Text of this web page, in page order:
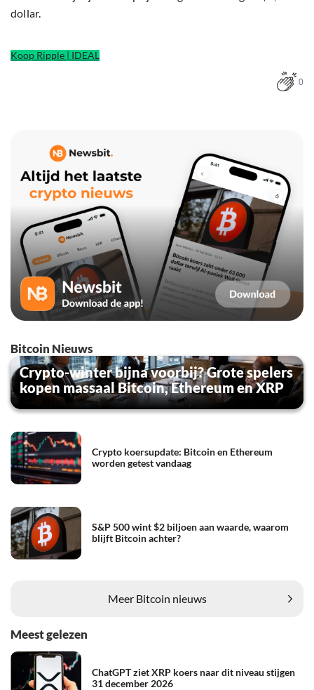
dollar.
Koop Ripple | IDEAL
0
Bitcoin Nieuws
Crypto-winter bijna voorbij? Grote spelers
kopen massaal Bitcoin, Ethereum en XRP
Crypto koersupdate: Bitcoin en Ethereum
worden getest vandaag
S&P 500 wint $2 biljoen aan waarde, waarom
blijft Bitcoin achter?
Meer Bitcoin nieuws
Meest gelezen
ChatGPT ziet XRP koers naar dit niveau stijgen
31 december 2026